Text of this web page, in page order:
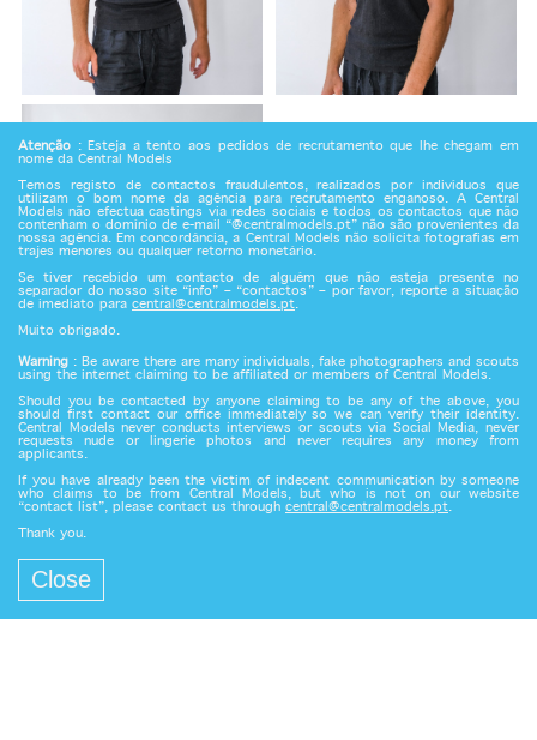
Atenção : Esteja a tento aos pedidos de recrutamento que lhe chegam em
nome da Central Models
Temos registo de contactos fraudulentos, realizados por indivíduos que
utilizam o bom nome da agência para recrutamento enganoso. A Central
Models não efectua castings via redes sociais e todos os contactos que não
contenham o domínio de e-mail “@centralmodels.pt” não são provenientes da
nossa agência. Em concordância, a Central Models não solicita fotografias em
trajes menores ou qualquer retorno monetário.
Se tiver recebido um contacto de alguém que não esteja presente no
separador do nosso site “info” – “contactos” – por favor, reporte a situação
de imediato para central@centralmodels.pt.
Muito obrigado.
Warning : Be aware there are many individuals, fake photographers and scouts
using the internet claiming to be affiliated or members of Central Models.
Should you be contacted by anyone claiming to be any of the above, you
should first contact our office immediately so we can verify their identity.
Central Models never conducts interviews or scouts via Social Media, never
requests nude or lingerie photos and never requires any money from
applicants.
If you have already been the victim of indecent communication by someone
who claims to be from Central Models, but who is not on our website
“contact list”, please contact us through central@centralmodels.pt.
Thank you.
Close